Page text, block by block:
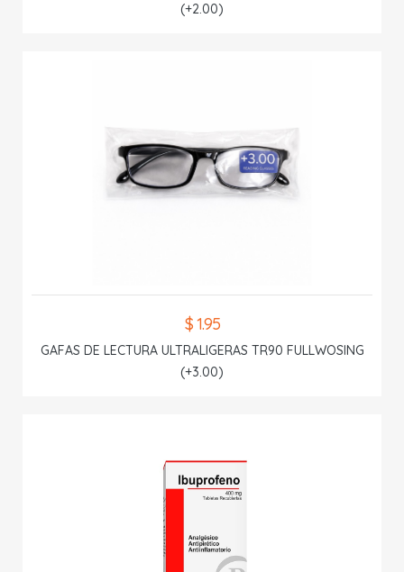
(+2.00)
$ 1.95
GAFAS DE LECTURA ULTRALIGERAS TR90 FULLWOSING
(+3.00)